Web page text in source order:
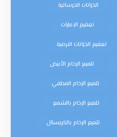
الخزانات الخرسانية
تعقيم الامارات
تعقيم الخزانات الارضية
تلميع الرخام الأبيض
تلميع الرخام المطفي
تلميع الرخام بالشمع
تلميع الرخام بالكريستال